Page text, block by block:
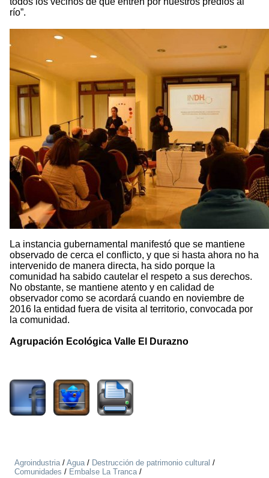
río”.
La instancia gubernamental manifestó que se mantiene
observado de cerca el conflicto, y que si hasta ahora no ha
intervenido de manera directa, ha sido porque la
comunidad ha sabido cautelar el respeto a sus derechos.
No obstante, se mantiene atento y en calidad de
observador como se acordará cuando en noviembre de
2016 la entidad fuera de visita al territorio, convocada por
la comunidad.
Agrupación Ecológica Valle El Durazno
Agroindustria/ Agua/ Destrucción de patrimonio cultural /
Comunidades / Embalse La Tranca/